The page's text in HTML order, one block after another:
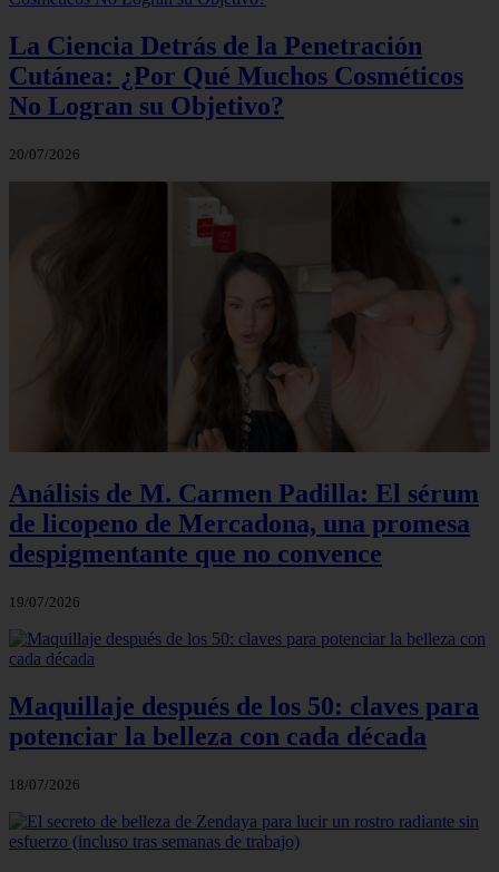
La Ciencia Detrás de la Penetración
Cutánea: ¿Por Qué Muchos Cosméticos
No Logran su Objetivo?
20/07/2026
Análisis de M. Carmen Padilla: El sérum
de licopeno de Mercadona, una promesa
despigmentante que no convence
19/07/2026
Maquillaje después de los 50: claves para
potenciar la belleza con cada década
18/07/2026